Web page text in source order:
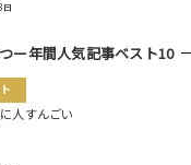
ー年間人気記事ベスト10
人すんごい